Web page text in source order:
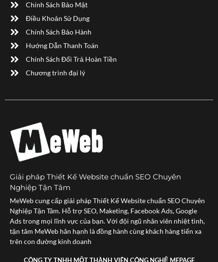
Chính Sách Bảo Mật
Điều Khoản Sử Dụng
Chính Sách Bảo Hành
Hướng Dẫn Thanh Toán
Chính Sách Đổi Trả Hoàn Tiền
Chương trình đại lý
Giải pháp Thiết Kế Website chuẩn SEO Chuyên
Nghiệp Tận Tâm
MeWeb cung cấp giải pháp Thiết Kế Website chuẩn SEO Chuyên
Nghiệp Tận Tâm. Hỗ trợ SEO, Maketing, Facebook Ads, Google
Ads trong mọi lĩnh vực của bạn. Với đội ngũ nhân viên nhiệt tình,
tận tâm MeWeb hân hạnh là đồng hành cùng khách hàng tiến xa
trên con đường kinh doanh
CÔNG TY TNHH MỘT THÀNH VIÊN CÔNG NGHỆ MEPAGE